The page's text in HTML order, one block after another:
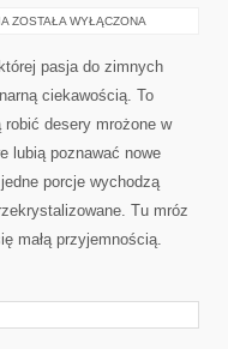
BŁĘDY
LODÓW
I
ICH
ZOSTAŁA WYŁĄCZONA
pasja do zimnych
ciekawością. To
desery mrożone w
lubią poznawać nowe
porcje wychodzą
Tu mróz
małą przyjemnością.